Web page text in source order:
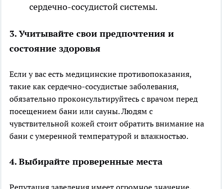
сердечно-сосудистой системы.
3.Учитывайте свои предпочтения и
состояние здоровья
Если у вас есть медицинские противопоказания,
такие как сердечно-сосудистые заболевания,
обязательно проконсультируйтесь с врачом перед
посещением бани или сауны. Людям с
чувствительной кожей стоит обратить внимание на
бани с умеренной температурой и влажностью.
4.Выбирайте проверенные места
Репутация заведения имеет огромное значение.